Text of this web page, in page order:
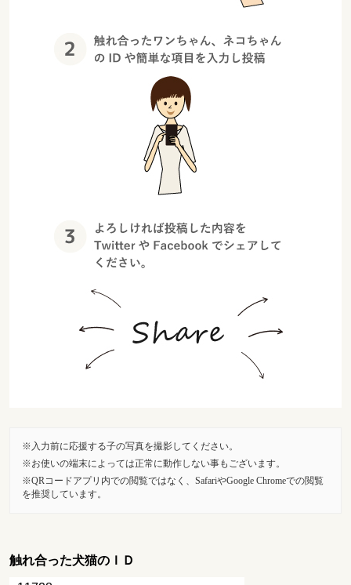
入力前に応援する子の写真を撮影してください。
お使いの端末によっては正常に動作しない事もございます。
QRコードアプリ内での閲覧ではなく、SafariやGoogle Chromeでの閲覧
を推奨しています。
触れ合った犬猫のＩＤ